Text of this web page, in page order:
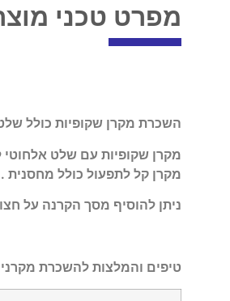
מפרט טכני
השכרת מקרן שקופיות כולל
מקרן שקופיות עם שלט
מקרן קל לתפעול כולל מחסנית .
ניתן להוסיף מסך הקרנה על חצובה
טיפים והמלצות להשכרת